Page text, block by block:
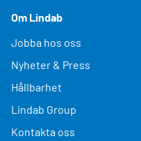
Om Lindab
Jobba hos oss
Nyheter & Press
Hållbarhet
Lindab Group
Kontakta oss